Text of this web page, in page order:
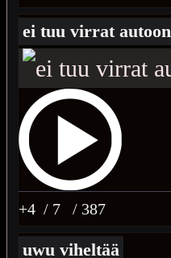
ei tuu virrat autoon
+4 / 7 / 387
uwu viheltää